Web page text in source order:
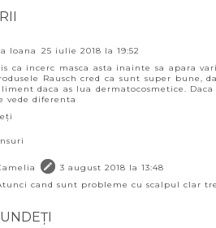
Ioana
25 iulie 2018 la 19:52
ca incerc masca asta inainte sa apara
Rausch cred ca sunt super bune,
daca as lua dermatocosmetice.
vede diferenta
3 august 2018 la 13:48
cand sunt probleme cu scalpul clar